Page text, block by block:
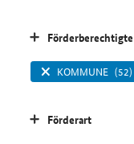
Förderberechtigte
KOMMUNE (52)
Förderart